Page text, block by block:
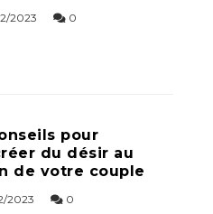
2023 0
pour
du désir au
de votre couple
2023 0